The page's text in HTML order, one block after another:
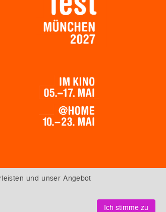
und unser Angebot
Ich stimme zu